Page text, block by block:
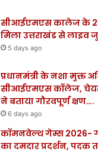
सीआईएमएस कालेज के
मिला उत्तराखंड से लाइव
5 days ago
प्रधानमंत्री के नशा मुक्त
सीआईएमएस कॉलेज,
ने बताया गौरवपूर्ण क्षण….
6 days ago
कॉमनवेल्थ गेम्स 2026-
का दमदार प्रदर्शन, पदक